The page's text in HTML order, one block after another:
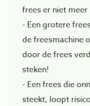
frees er niet meer
- Een grotere
de freesmachine
door de frees
steken!
- Een frees die
steekt, loopt